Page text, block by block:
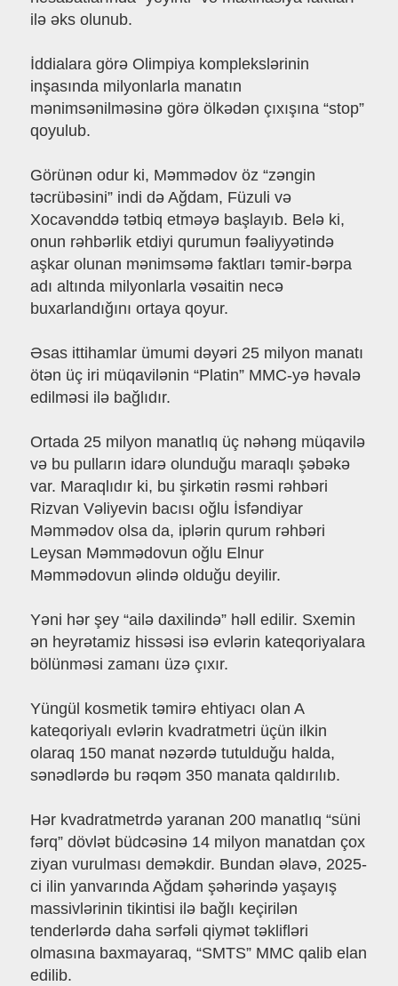
ilə əks olunub.
İddialara görə Olimpiya komplekslərinin
inşasında milyonlarla manatın
mənimsənilməsinə görə ölkədən çıxışına “stop”
qoyulub.
Görünən odur ki, Məmmədov öz “zəngin
təcrübəsini” indi də Ağdam, Füzuli və
Xocavənddə tətbiq etməyə başlayıb. Belə ki,
onun rəhbərlik etdiyi qurumun fəaliyyətində
aşkar olunan mənimsəmə faktları təmir-bərpa
adı altında milyonlarla vəsaitin necə
buxarlandığını ortaya qoyur.
Əsas ittihamlar ümumi dəyəri 25 milyon manatı
ötən üç iri müqavilənin “Platin” MMC-yə həvalə
edilməsi ilə bağlıdır.
Ortada 25 milyon manatlıq üç nəhəng müqavilə
və bu pulların idarə olunduğu maraqlı şəbəkə
var. Maraqlıdır ki, bu şirkətin rəsmi rəhbəri
Rizvan Vəliyevin bacısı oğlu İsfəndiyar
Məmmədov olsa da, iplərin qurum rəhbəri
Leysan Məmmədovun oğlu Elnur
Məmmədovun əlində olduğu deyilir.
Yəni hər şey “ailə daxilində” həll edilir. Sxemin
ən heyrətamiz hissəsi isə evlərin kateqoriyalara
bölünməsi zamanı üzə çıxır.
Yüngül kosmetik təmirə ehtiyacı olan A
kateqoriyalı evlərin kvadratmetri üçün ilkin
olaraq 150 manat nəzərdə tutulduğu halda,
sənədlərdə bu rəqəm 350 manata qaldırılıb.
Hər kvadratmetrdə yaranan 200 manatlıq “süni
fərq” dövlət büdcəsinə 14 milyon manatdan çox
ziyan vurulması deməkdir. Bundan əlavə, 2025-
ci ilin yanvarında Ağdam şəhərində yaşayış
massivlərinin tikintisi ilə bağlı keçirilən
tenderlərdə daha sərfəli qiymət təklifləri
olmasına baxmayaraq, “SMTS” MMC qalib elan
edilib.